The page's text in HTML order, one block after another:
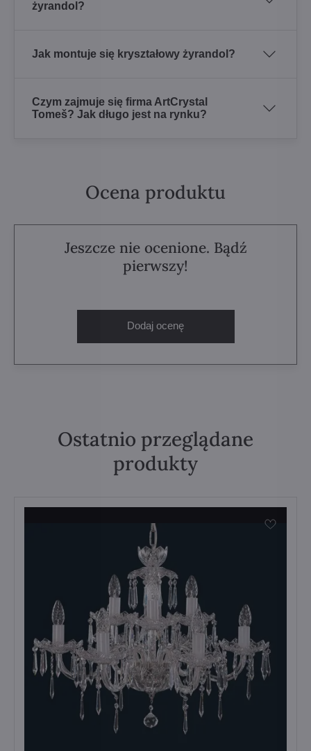
żyrandol?
Jak montuje się kryształowy żyrandol?
Czym zajmuje się firma ArtCrystal
Tomeš? Jak długo jest na rynku?
Ocena produktu
Jeszcze nie ocenione. Bądź
pierwszy!
Dodaj ocenę
Ostatnio przeglądane
produkty